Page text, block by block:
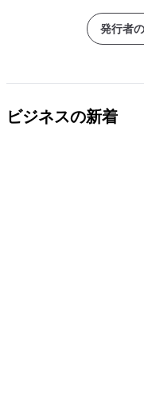
発行者
ビジネスの新着